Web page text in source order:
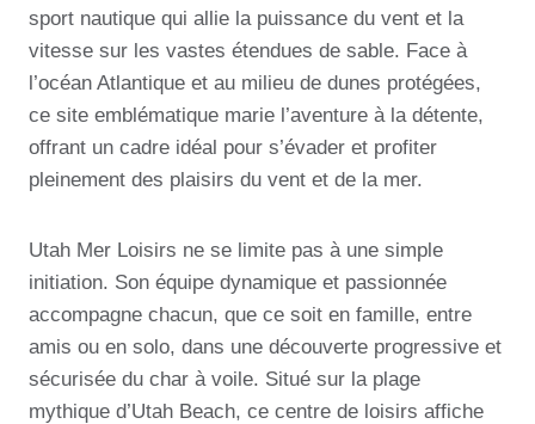
sport nautique qui allie la puissance du vent et la
vitesse sur les vastes étendues de sable. Face à
l’océan Atlantique et au milieu de dunes protégées,
ce site emblématique marie l’aventure à la détente,
offrant un cadre idéal pour s’évader et profiter
pleinement des plaisirs du vent et de la mer.
Utah Mer Loisirs ne se limite pas à une simple
initiation. Son équipe dynamique et passionnée
accompagne chacun, que ce soit en famille, entre
amis ou en solo, dans une découverte progressive et
sécurisée du char à voile. Situé sur la plage
mythique d’Utah Beach, ce centre de loisirs affiche